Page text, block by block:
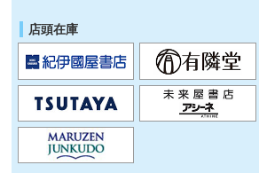
店頭在庫